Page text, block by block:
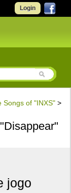
Login
Songs of "INXS" >
jogo